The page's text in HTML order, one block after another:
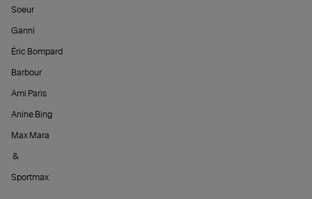
Soeur
Ganni
Éric Bompard
Barbour
Ami Paris
Anine Bing
Max Mara
&
Sportmax